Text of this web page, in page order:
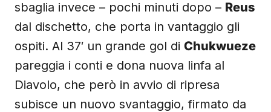
sbaglia invece – pochi minuti dopo – Reus
dal dischetto, che porta in vantaggio gli
ospiti. Al 37′ un grande gol di Chukwueze
pareggia i conti e dona nuova linfa al
Diavolo, che però in avvio di ripresa
subisce un nuovo svantaggio, firmato da